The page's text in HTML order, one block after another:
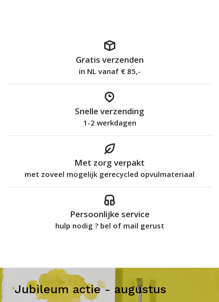
Gratis verzenden
in NL vanaf € 85,-
Snelle verzending
1-2 werkdagen
Met zorg verpakt
met zoveel mogelijk gerecycled opvulmateriaal
Persoonlijke service
hulp nodig ? bel of mail gerust
Jubileum actie - augustus